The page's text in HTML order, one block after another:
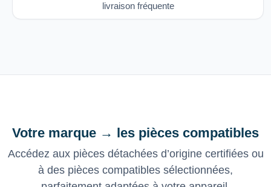
livraison fréquente
Votre marque → les pièces compatibles
Accédez aux pièces détachées d’origine certifiées ou
à des pièces compatibles sélectionnées,